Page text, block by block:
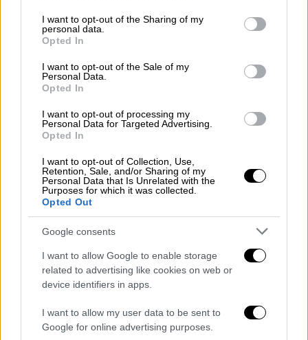
not limited to your visit or usage behaviour. You may click to
grant or deny consent to Google and its third-party tags to
use your data for below specified purposes in below Google
consent section.
I want to opt-out of the Sharing of my
personal data.
Opted In
I want to opt-out of the Sale of my
Personal Data.
Opted In
I want to opt-out of processing my
Personal Data for Targeted Advertising.
Opted In
I want to opt-out of Collection, Use,
Retention, Sale, and/or Sharing of my
Personal Data that Is Unrelated with the
Purposes for which it was collected.
Opted Out
Google consents
I want to allow Google to enable storage
related to advertising like cookies on web or
device identifiers in apps.
I want to allow my user data to be sent to
Google for online advertising purposes.
Οι μάρτυρες αναφέρουν ότι όταν ήρθε η
αστυνομία για να τον συλλάβει, εκείνος
έβγαλε έναν πάκο με χρήματα, σε μία
προσπάθεια να τους δωροδοκήσει.
Η σειράSupernatural,έχει ολοκληρωθεί,
καθώς πριν από μερικούς μήνες το CW
τελευταίος κύκλος της. Έτσι το
«Supernatural» θα ολοκληρωθεί το 2020 με
συνολικά 327 επεισόδια.
video